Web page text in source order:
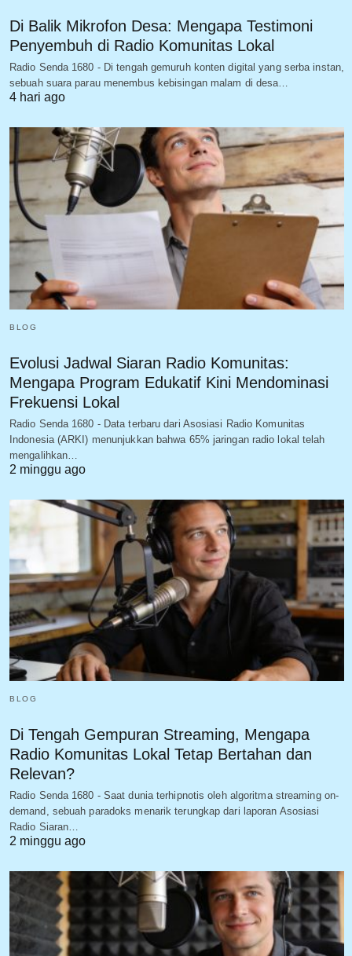
Di Balik Mikrofon Desa: Mengapa Testimoni
Penyembuh di Radio Komunitas Lokal
Radio Senda 1680 - Di tengah gemuruh konten digital yang serba instan,
sebuah suara parau menembus kebisingan malam di desa…
4 hari ago
BLOG
Evolusi Jadwal Siaran Radio Komunitas:
Mengapa Program Edukatif Kini Mendominasi
Frekuensi Lokal
Radio Senda 1680 - Data terbaru dari Asosiasi Radio Komunitas
Indonesia (ARKI) menunjukkan bahwa 65% jaringan radio lokal telah
mengalihkan…
2 minggu ago
BLOG
Di Tengah Gempuran Streaming, Mengapa
Radio Komunitas Lokal Tetap Bertahan dan
Relevan?
Radio Senda 1680 - Saat dunia terhipnotis oleh algoritma streaming on-
demand, sebuah paradoks menarik terungkap dari laporan Asosiasi
Radio Siaran…
2 minggu ago